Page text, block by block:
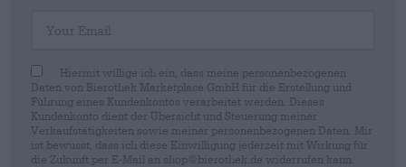
Hiermit willige ich ein, dass meine personenbezogenen
Daten von Bierothek Marketplace GmbH für die Erstellung und
Führung eines Kundenkontos verarbeitet werden. Dieses
Kundenkonto dient der Übersicht und Steuerung meiner
Verkaufstätigkeiten sowie meiner personenbezogenen Daten. Mir
ist bewusst, dass ich diese Einwilligung jederzeit mit Wirkung für
die Zukunft per E-Mail an shop@bierothek.de widerrufen kann.